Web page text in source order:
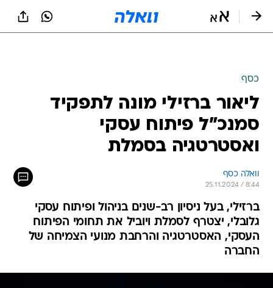
כסף
ליאור ברזילי מונה לתפקיד
סמנכ"ל פיתוח עסקי
ואסטרטגיה בסמלת
וואלה כסף
25.11.2024 / 8:44
ברזילי, בעל ניסיון רב-שנים בניהול ופיתוח עסקי
גלובלי, יצטרף לסמלת ויוביל את תחומי הפיתוח
העסקי, האסטרטגיה והרחבת מנועי הצמיחה של
החברה